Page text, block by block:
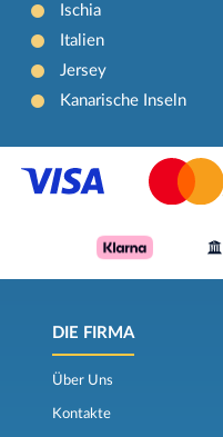
Ischia
Italien
Jersey
Kanarische Inseln
DIE FIRMA
Über Uns
Kontakte